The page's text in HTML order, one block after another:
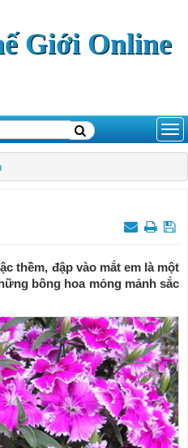
Giới Online
thềm, đập vào mắt em là một
bông hoa mỏng mảnh sắc